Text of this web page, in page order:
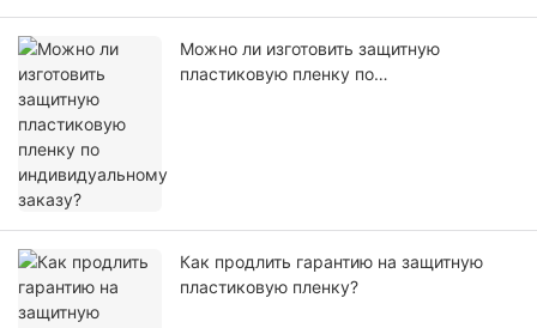
Можно ли изготовить защитную
пластиковую пленку по
Как продлить гарантию на защитную
пластиковую пленку?